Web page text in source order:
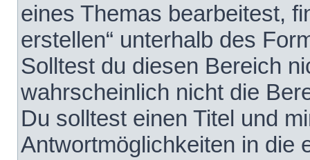
eines Themas bearbeitest,
erstellen“ unterhalb des
Solltest du diesen Bereich
wahrscheinlich nicht die
Du solltest einen Titel und
Antwortmöglichkeiten in die